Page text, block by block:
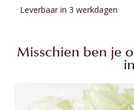
Leverbaar in 3 werkdagen
Misschien ben je